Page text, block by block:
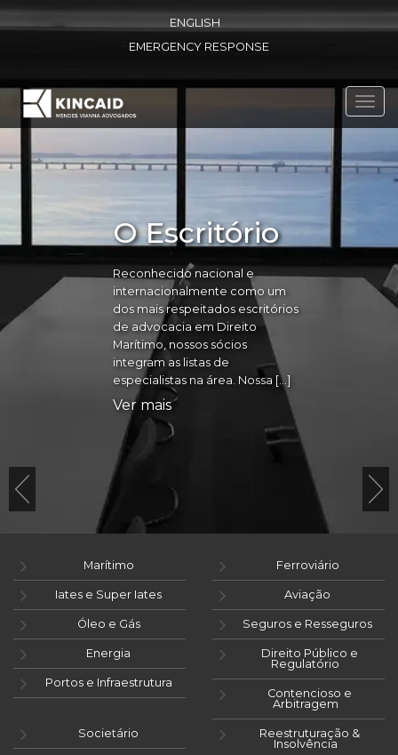
ENGLISH
EMERGENCY RESPONSE
O Escritório
Reconhecido nacional e
internacionalmente como um
dos mais respeitados escritórios
de advocacia em Direito
Marítimo, nossos sócios
integram as listas de
especialistas na área. Nossa […]
Ver mais
Marítimo
Iates e Super Iates
Óleo e Gás
Energia
Portos e Infraestrutura
Ferroviário
Aviação
Seguros e Resseguros
Direito Público e
Regulatório
Contencioso e
Arbitragem
Societário
Reestruturação &
Insolvência